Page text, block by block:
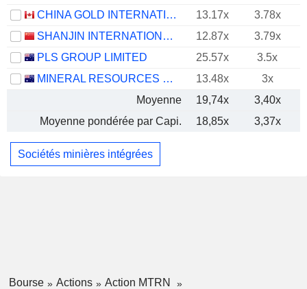
CHINA GOLD INTERNATIONAL RESOURCES CORP. LTD.
13.17x
3.78x
SHANJIN INTERNATIONAL GOLD CO., LTD.
12.87x
3.79x
PLS GROUP LIMITED
25.57x
3.5x
MINERAL RESOURCES LIMITED
13.48x
3x
Moyenne
19,74x
3,40x
Moyenne pondérée par Capi.
18,85x 3,37x
Sociétés minières intégrées
Bourse Actions
Action MTRN